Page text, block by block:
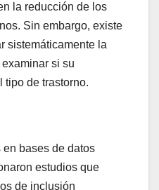
la reducción de los
Sin embargo, existe
sistemáticamente la
si su
tipo de trastorno.
bases de datos
estudios que
de inclusión